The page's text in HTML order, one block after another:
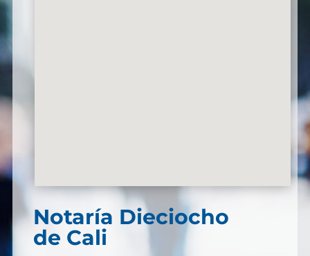
Notaría Dieciocho
de Cali